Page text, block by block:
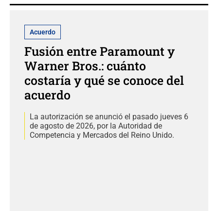
Acuerdo
Fusión entre Paramount y
Warner Bros.: cuánto
costaría y qué se conoce del
acuerdo
La autorización se anunció el pasado jueves 6
de agosto de 2026, por la Autoridad de
Competencia y Mercados del Reino Unido.